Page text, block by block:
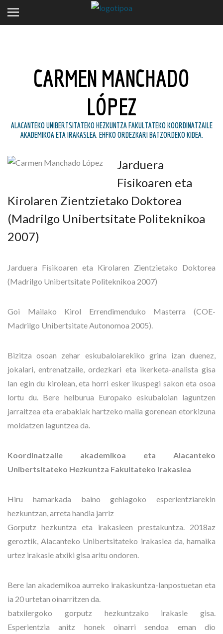
CARMEN MANCHADO
LÓPEZ
ALACANTEKO UNIBERTSITATEKO HEZKUNTZA FAKULTATEKO KOORDINATZAILE
AKADEMIKOA ETA IRAKASLEA. EHFKO ORDEZKARI BATZORDEKO KIDEA.
Jarduera
Fisikoaren eta
Kirolaren Zientzietako Doktorea
(Madrilgo Unibertsitate Politeknikoa
2007)
Jarduera Fisikoaren eta Kirolaren Zientzietako Doktorea
(Madrilgo Unibertsitate Politeknikoa 2007)
Goi Mailako Kirol Errendimenduko Masterra (COE-
Madrilgo Unibertsitate Autonomoa 2005).
Bizitza osoan zehar eskubaloiarekiko grina izan duenez,
jokalari, entrenatzaile, ordezkari eta ikerketa-analista gisa
lan egin du kirolean, eta horri esker ikuspegi sakon eta osoa
lortu du. Bere helburua Europako eskubaloian laguntzen
jarraitzea eta erabakiak hartzeko maila gorenean etorkizuna
moldatzen laguntzea da.
Koordinatzaile akademikoa eta Alacanteko
Unibertsitateko Hezkuntza Fakultateko irakaslea
Hiru hamarkada baino gehiagoko esperientziarekin
hezkuntzan, arreta handia jarriz
Gorputz hezkuntza eta irakasleen prestakuntza. 2018az
geroztik, Alacanteko Unibertsitateko irakaslea da, hamaika
urtez irakasle atxiki gisa aritu ondoren.
Bere lan akademikoa aurreko irakaskuntza-lanpostuetan eta
ia 20 urtetan oinarritzen da.
batxilergoko gorputz hezkuntzako irakasle gisa.
Esperientzia anitz honek oinarri sendoa eman dio